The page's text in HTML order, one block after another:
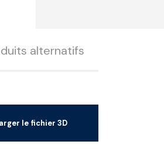
alternatifs
le fichier 3D